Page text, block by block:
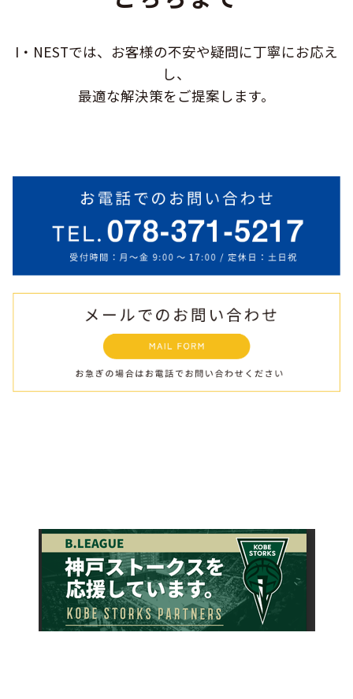
I・NESTでは、お客様の不安や疑問に丁寧にお応え
し、
最適な解決策をご提案します。